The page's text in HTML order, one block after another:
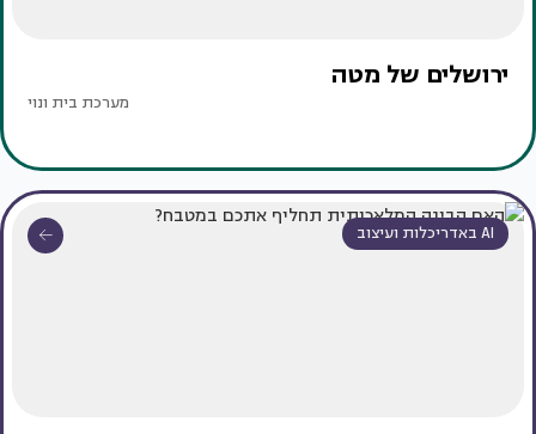
ירושלים של מטה
מערכת בית ונוי
AI באדריכלות ועיצוב